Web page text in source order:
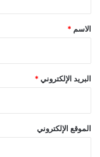
*
الاسم *
البريد الإلكتروني *
الموقع الإلكتروني